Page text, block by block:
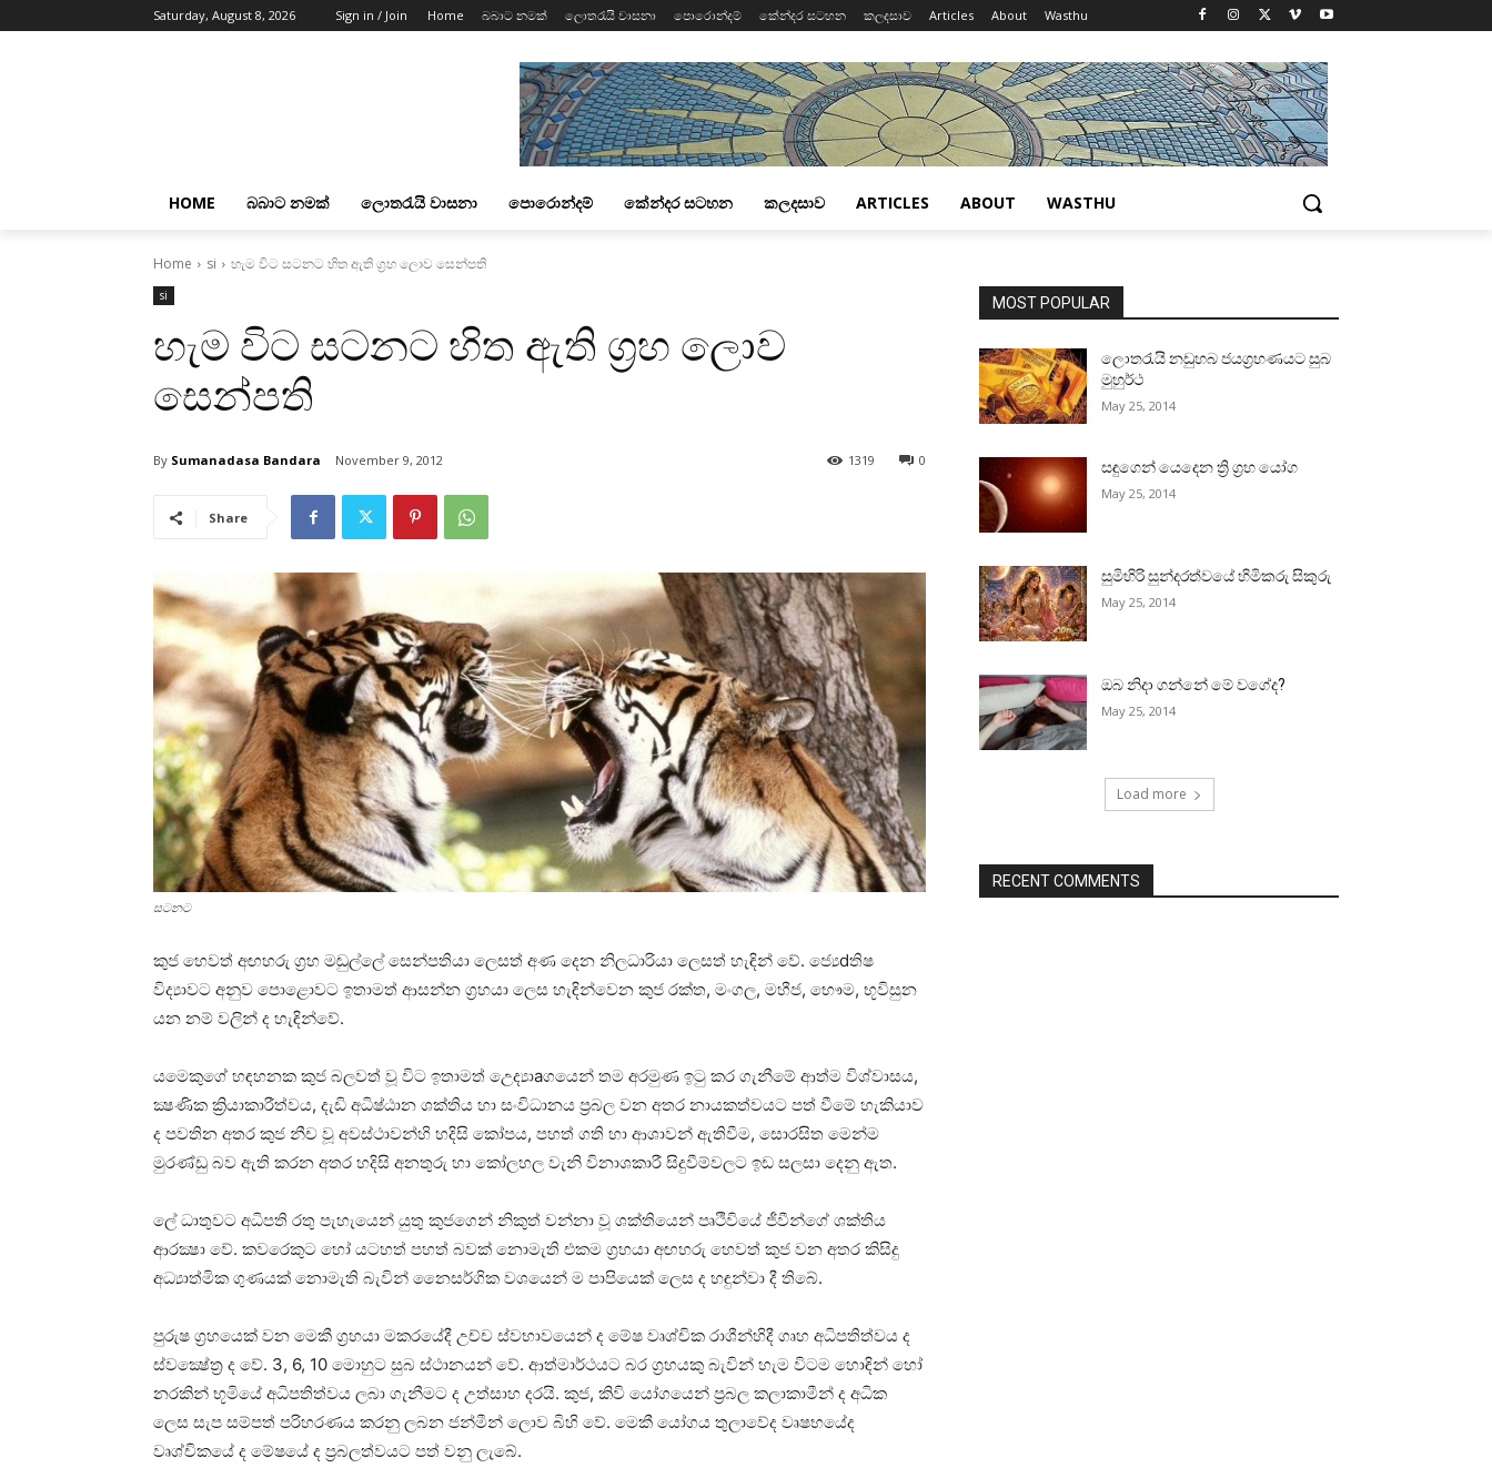
Saturday, August 8, 2026 Sign in / Join Home බබාට නමක් ලොතරැයි වාසනා පොරොන්දම් කේන්දර සටහන කලදසාව Articles About Wasthu
HOME බබාට නමක් ලොතරැයි වාසනා පොරොන්දම් කේන්දර සටහන කලදසාව ARTICLES ABOUT WASTHU
Home si හැම විට සටනට හිත ඇති ග්‍රහ ලොව සෙන්පති
si
හැම විට සටනට හිත ඇති ග්‍රහ ලොව
සෙන්පති
By Sumanadasa Bandara November 9, 2012 0
1319
Share
සටනට
කුජ හෙවත් අඟහරු ග්‍රහ මඬුල්ලේ සෙන්පතියා ලෙසත් අණ දෙන නිලධාරියා ලෙසත් හැඳින් වේ. ජ්‍යෙdතිෂ
විද්‍යාවට අනුව පොළොවට ඉතාමත් ආසන්න ග්‍රහයා ලෙස හැඳින්වෙන කුජ රක්‌ත, මංගල, මහීජ, භෞම, භූවිසුන
යන නම් වලින් ද හැඳින්වේ.
යමෙකුගේ හඳහනක කුජ බලවත් වූ විට ඉතාමත් උෙද්‍යාaගයෙන් තම අරමුණ ඉටු කර ගැනීමේ ආත්ම විශ්වාසය,
ක්‍ෂණික ක්‍රියාකාරීත්වය, දැඩි අධිෂ්ඨාන ශක්‌තිය හා සංවිධානය ප්‍රබල වන අතර නායකත්වයට පත් වීමේ හැකියාව
ද පවතින අතර කුජ නීච වූ අවස්‌ථාවන්හි හදිසි කෝපය, පහත් ගති හා ආශාවන් ඇතිවීම, සොරසිත මෙන්ම
මුරණ්‌ඩු බව ඇති කරන අතර හදිසි අනතුරු හා කෝලහල වැනි විනාශකාරී සිදුවීම්වලට ඉඩ සලසා දෙනු ඇත.
ලේ ධාතුවට අධිපති රතු පැහැයෙන් යුතු කුජගෙන් නිකුත් වන්නා වූ ශක්‌තියෙන් පෘථිවියේ ජීවීන්ගේ ශක්‌තිය
ආරක්‍ෂා වේ. කවරෙකුට හෝ යටහත් පහත් බවක්‌ නොමැති එකම ග්‍රහයා අඟහරු හෙවත් කුජ වන අතර කිසිදු
අධ්‍යාත්මික ගුණයක්‌ නොමැති බැවින් නෛසර්ගික වශයෙන් ම පාපියෙක්‌ ලෙස ද හඳුන්වා දී තිබේ.
පුරුෂ ග්‍රහයෙක්‌ වන මෙකී ග්‍රහයා මකරයේදී උච්ච ස්‌වභාවයෙන් ද මේෂ වෘශ්චික රාශීන්හිදී ගෘහ අධිපතිත්වය ද
ස්‌වක්‍ෂේත්‍ර ද වේ. 3, 6, 10 මොහුට සුබ ස්‌ථානයන් වේ. ආත්මාර්ථයට බර ග්‍රහයකු බැවින් හැම විටම හොඳින් හෝ
නරකින් භූමියේ අධිපතිත්වය ලබා ගැනීමට ද උත්සාහ දරයි. කුජ, කිවි යෝගයෙන් ප්‍රබල කලාකාමීන් ද අධික
ලෙස සැප සම්පත් පරිහරණය කරනු ලබන ජන්මීන් ලොව බිහි වේ. මෙකී යෝගය තුලාවේද වෘෂභයේද
වෘශ්චිකයේ ද මේෂයේ ද ප්‍රබලත්වයට පත් වනු ලැබේ.
MOST POPULAR
ලොතරැයි නඩුහබ ජයග්‍රහණයට සුබ
මුහුර්ථ
May 25, 2014
සඳුගෙන් යෙදෙන ත්‍රි ග්‍රහ යෝග
May 25, 2014
සුමිහිරි සුන්දරත්වයේ හිමිකරු සිකුරු
May 25, 2014
ඔබ නිදා ගන්නේ මේ වගේද?
May 25, 2014
Load more
RECENT COMMENTS